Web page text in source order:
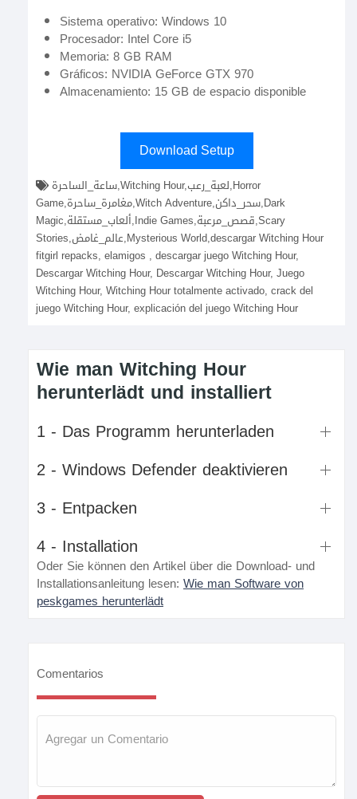
Sistema operativo: Windows 10
Procesador: Intel Core i5
Memoria: 8 GB RAM
Gráficos: NVIDIA GeForce GTX 970
Almacenamiento: 15 GB de espacio disponible
Download Setup
Game,مغامرة_ساحرة,Witch Adventure,سحر_داكن,Dark
Magic,ألعاب_مستقلة,Indie Games,قصص_مرعبة,Scary
Stories,عالم_غامض,Mysterious World,descargar Witching Hour
fitgirl repacks, elamigos , descargar juego Witching Hour,
Descargar Witching Hour, Descargar Witching Hour, Juego
Witching Hour, Witching Hour totalmente activado, crack del
juego Witching Hour, explicación del juego Witching Hour
Wie man Witching Hour
herunterlädt und installiert
1 - Das Programm herunterladen
2 - Windows Defender deaktivieren
3 - Entpacken
4 - Installation
Oder Sie können den Artikel über die Download- und
Installationsanleitung lesen: Wie man Software von
peskgames herunterlädt
Comentarios